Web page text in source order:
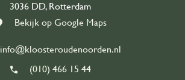
3036 DD, Rotterdam
Bekijk op Google Maps
info@kloosteroudenoorden.nl
(010) 466 15 44